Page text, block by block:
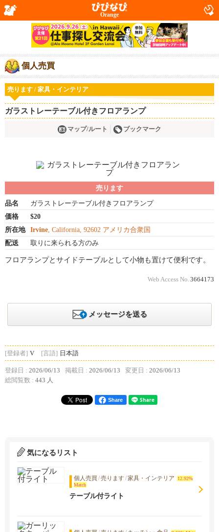
Orange
個人売買
売ります / 家具・インテリア
ガラストレーテーブル付きフロアランプ
マップ/ルート ブックマーク
売ります
品名
ガラストレーテーブル付きフロアランプ
価格
$20
所在地
Irvine , California, 92602 アメリカ合衆国
配送
取りに来られる方のみ
フロアランプとサイドテーブルとして小物も置けて便利です。
Web Access No. 3664173
メッセージを送る
[登録者] V [言語] 日本語
登録日 : 2026/06/13 掲載日 : 2026/06/13 変更日 : 2026/06/13
総閲覧数 : 443 人
Share
気になるリスト
個人売買 /売ります/家具・インテリア
12.92%
Match
テーブル付ライト